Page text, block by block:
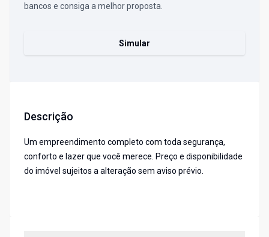
bancos e consiga a melhor proposta.
Simular
Descrição
Um empreendimento completo com toda segurança,
conforto e lazer que você merece. Preço e disponibilidade
do imóvel sujeitos a alteração sem aviso prévio.